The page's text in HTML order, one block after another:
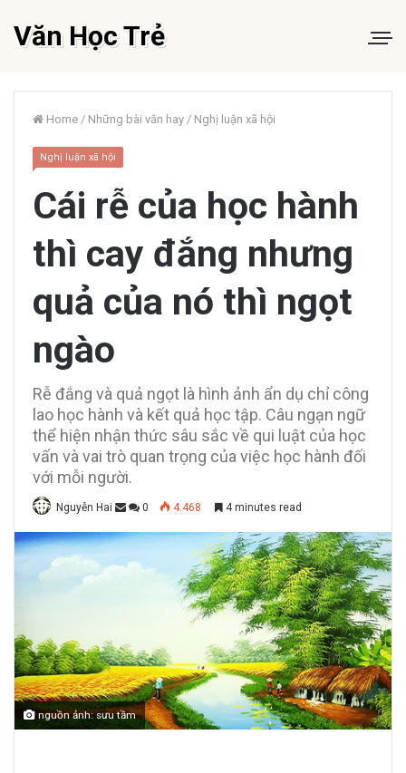
Văn Học Trẻ
Home / Những bài văn hay / Nghị luận xã hội
Nghị luận xã hội
Cái rễ của học hành
thì cay đắng nhưng
quả của nó thì ngọt
ngào
Rễ đắng và quả ngọt là hình ảnh ẩn dụ chỉ công
lao học hành và kết quả học tập. Câu ngạn ngữ
thể hiện nhận thức sâu sắc về qui luật của học
vấn và vai trò quan trọng của việc học hành đối
với mỗi người.
Nguyễn Hai 0 4.468 4 minutes read
nguồn ảnh: sưu tầm